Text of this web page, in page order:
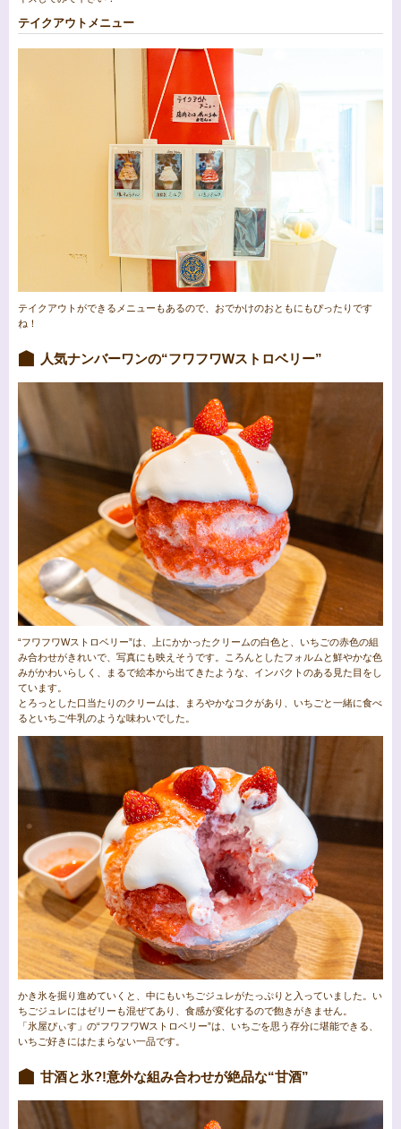
テイクアウトメニュー
テイクアウトができるメニューもあるので、おでかけのおともにもぴったりです
ね！
人気ナンバーワンの“フワフワWストロベリー”
“フワフワWストロベリー”は、上にかかったクリームの白色と、いちごの赤色の組
み合わせがきれいで、写真にも映えそうです。ころんとしたフォルムと鮮やかな色
みがかわいらしく、まるで絵本から出てきたような、インパクトのある見た目をし
ています。
とろっとした口当たりのクリームは、まろやかなコクがあり、いちごと一緒に食べ
るといちご牛乳のような味わいでした。
かき氷を掘り進めていくと、中にもいちごジュレがたっぷりと入っていました。い
ちごジュレにはゼリーも混ぜてあり、食感が変化するので飽きがきません。
「氷屋ぴぃす」の“フワフワWストロベリー”は、いちごを思う存分に堪能できる、
いちご好きにはたまらない一品です。
甘酒と氷?!意外な組み合わせが絶品な“甘酒”